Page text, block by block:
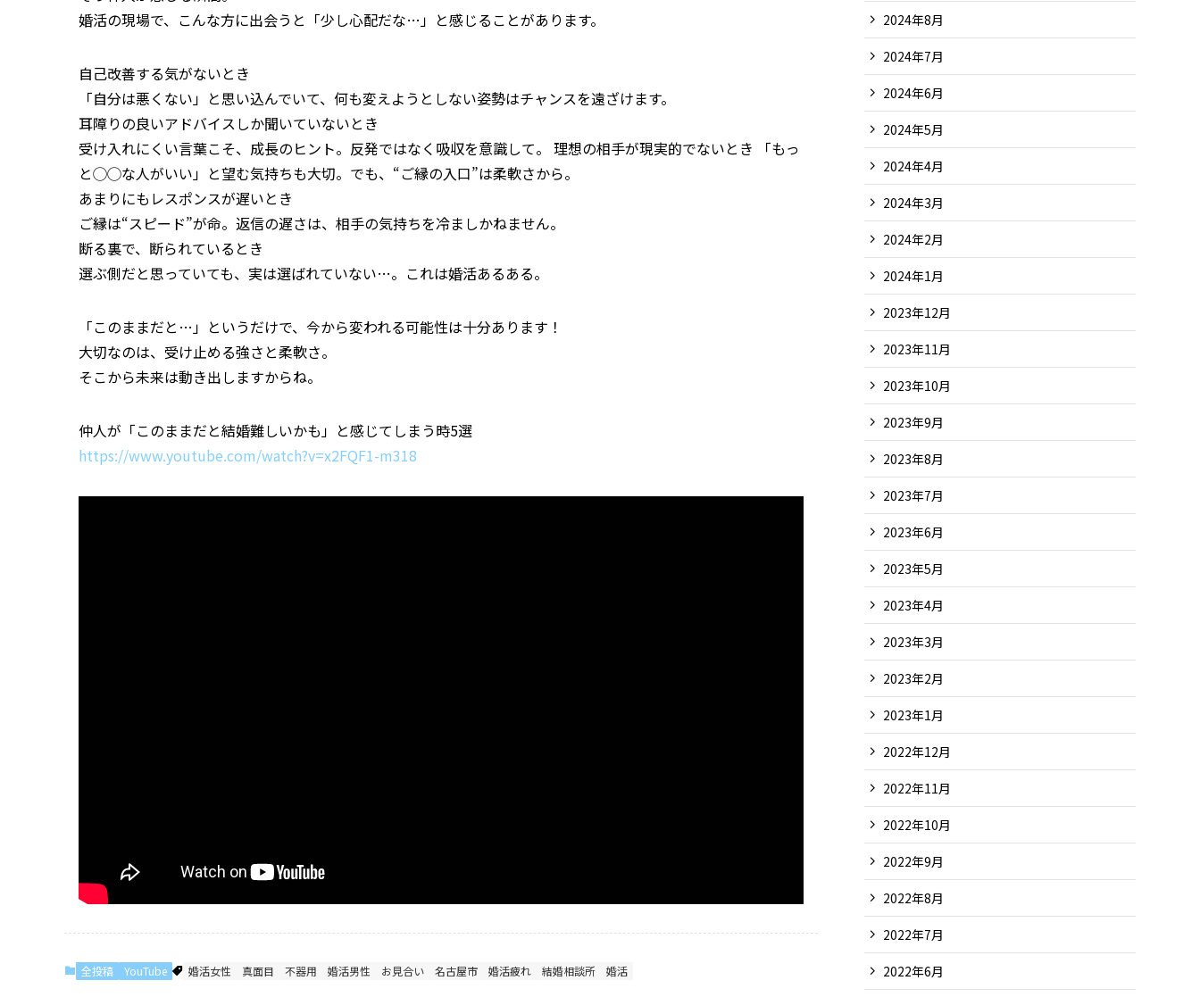
婚活の現場で、こんな方に出会うと「少し心配だな…」と感じることがあります。
自己改善する気がないとき
「自分は悪くない」と思い込んでいて、何も変えようとしない姿勢はチャンスを遠ざけます。
耳障りの良いアドバイスしか聞いていないとき
受け入れにくい言葉こそ、成長のヒント。反発ではなく吸収を意識して。 理想の相手が現実的でないとき 「もっ
と◯◯な人がいい」と望む気持ちも大切。でも、“ご縁の入口”は柔軟さから。
あまりにもレスポンスが遅いとき
ご縁は“スピード”が命。返信の遅さは、相手の気持ちを冷ましかねません。
断る裏で、断られているとき
選ぶ側だと思っていても、実は選ばれていない…。これは婚活あるある。
「このままだと…」というだけで、今から変われる可能性は十分あります！
大切なのは、受け止める強さと柔軟さ。
そこから未来は動き出しますからね。
仲人が「このままだと結婚難しいかも」と感じてしまう時5選
https://www.youtube.com/watch?v=x2FQF1-m318
全投稿 YouTube 婚活女性 真面目 不器用 婚活男性 お見合い 名古屋市 婚活疲れ 結婚相談所 婚活
2024年8月
2024年7月
2024年6月
2024年5月
2024年4月
2024年3月
2024年2月
2024年1月
2023年12月
2023年11月
2023年10月
2023年9月
2023年8月
2023年7月
2023年6月
2023年5月
2023年4月
2023年3月
2023年2月
2023年1月
2022年12月
2022年11月
2022年10月
2022年9月
2022年8月
2022年7月
2022年6月